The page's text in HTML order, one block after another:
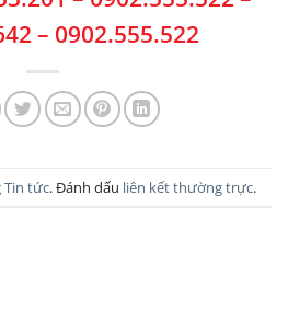
– 0902.555.522
Tin tức. Đánh dấu liên kết thường trực.